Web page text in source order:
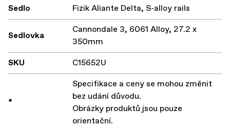
Sedlo
Fizik Aliante Delta, S-alloy rails
Sedlovka
Cannondale 3, 6061 Alloy, 27.2 x
350mm
SKU
C15652U
*
Specifikace a ceny se mohou změnit
bez udání důvodu.
Obrázky produktů jsou pouze
orientační.